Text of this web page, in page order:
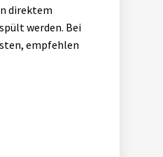
direktem
werden. Bei
empfehlen